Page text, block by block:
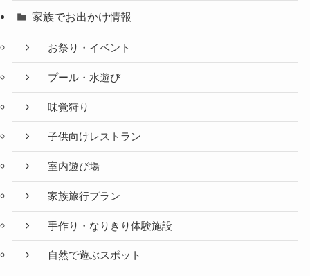
家族でお出かけ情報
お祭り・イベント
プール・水遊び
味覚狩り
子供向けレストラン
室内遊び場
家族旅行プラン
手作り・なりきり体験施設
自然で遊ぶスポット